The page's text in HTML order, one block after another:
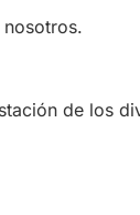
de los